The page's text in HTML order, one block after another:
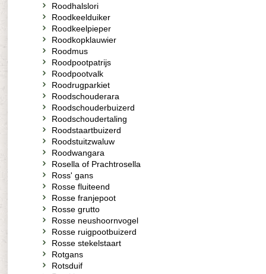
Roodhalslori
Roodkeelduiker
Roodkeelpieper
Roodkopklauwier
Roodmus
Roodpootpatrijs
Roodpootvalk
Roodrugparkiet
Roodschouderara
Roodschouderbuizerd
Roodschoudertaling
Roodstaartbuizerd
Roodstuitzwaluw
Roodwangara
Rosella of Prachtrosella
Ross' gans
Rosse fluiteend
Rosse franjepoot
Rosse grutto
Rosse neushoornvogel
Rosse ruigpootbuizerd
Rosse stekelstaart
Rotgans
Rotsduif